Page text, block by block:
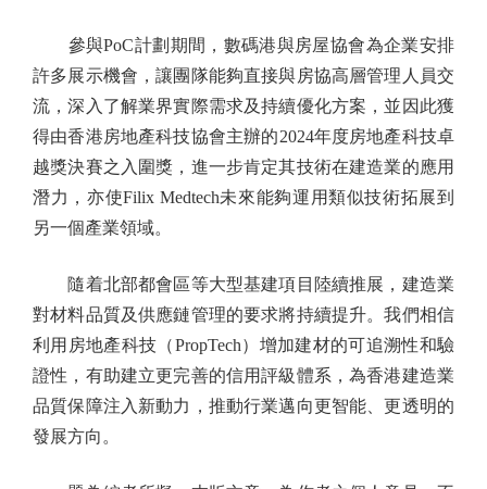
參與PoC計劃期間，數碼港與房屋協會為企業安排
許多展示機會，讓團隊能夠直接與房協高層管理人員交
流，深入了解業界實際需求及持續優化方案，並因此獲
得由香港房地產科技協會主辦的2024年度房地產科技卓
越獎決賽之入圍獎，進一步肯定其技術在建造業的應用
潛力，亦使Filix Medtech未來能夠運用類似技術拓展到
另一個產業領域。
隨着北部都會區等大型基建項目陸續推展，建造業
對材料品質及供應鏈管理的要求將持續提升。我們相信
利用房地產科技（PropTech）增加建材的可追溯性和驗
證性，有助建立更完善的信用評級體系，為香港建造業
品質保障注入新動力，推動行業邁向更智能、更透明的
發展方向。